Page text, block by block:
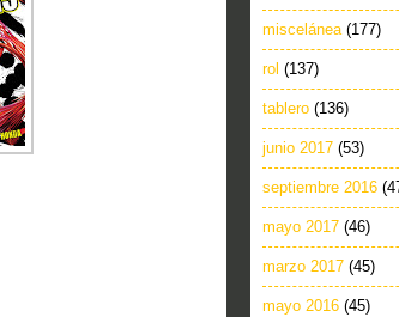
miscelánea (177)
rol (137)
tablero (136)
junio 2017 (53)
septiembre 2016
mayo 2017 (46)
marzo 2017 (45)
mayo 2016 (45)